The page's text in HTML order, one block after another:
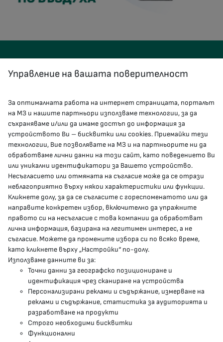
КОНТАКТИ
гр.София, 1000, пл. „Света Неделя“ №5
delovodstvo@mh.government.bg
presscenter@mh.government.bg
МЗ В СОЦИАЛНИТЕ МРЕЖИ
Facebook страница
Instragram профил
YouTube канал
Threads профил
Карта на сайта
Управление на вашата поверителност
За оптималната работа на интернет страницата, порталът
на МЗ и нашите партньори използваме технологии, за да
съхраняваме и/или да имаме достъп до информация за
устройството Ви – бисквитки или cookies. Приемайки тези
технологии, Вие позволявате на МЗ и на партньорите ни да
обработваме лични данни на този сайт, като поведението Ви
или уникални идентификатори за Вашето устройство.
Несъгласието или отмяната на съгласие може да се отрази
неблагоприятно върху някои характеристики или функции.
Кликнете долу, за да се съгласите с гореспоменатото или да
направите конкретен избор, включително да упражните
правото си на несъгласие с това компании да обработват
лична информация, базирана на легитимен интерес, а не
съгласие. Можете да промените избора си по всяко време,
като кликнете върху „Настройки“ по-долу.
Използваме данните ви за:
Точни данни за географско позициониране и
идентификация чрез сканиране на устройства
Персонализирани реклами и съдържание, измерване на
реклами и съдържание, статистика за аудиторията и
разработване на продукти
Строго необходими бисквитки
Функционални